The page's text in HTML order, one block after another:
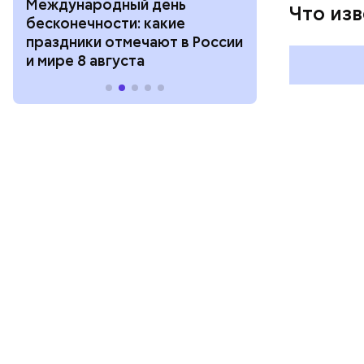
Международный день
бесконечности: какие
праздники отмечают в России
и мире 8 августа
холостяка:
отмечают в
Что